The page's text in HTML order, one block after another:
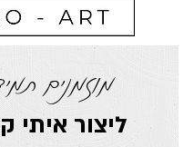
ליצור איתי
מוזמנים